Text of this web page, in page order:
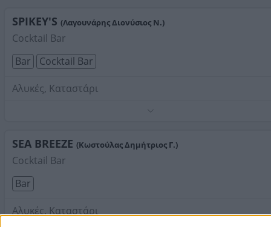
SPIKEY'S (Λαγουνάρης Διονύσιος Ν.)
Cocktail Bar
Bar
Cocktail Bar
Αλυκές, Καταστάρι
SEA BREEZE (Κωστούλας Δημήτριος Γ.)
Cocktail Bar
Bar
Αλυκές, Καταστάρι